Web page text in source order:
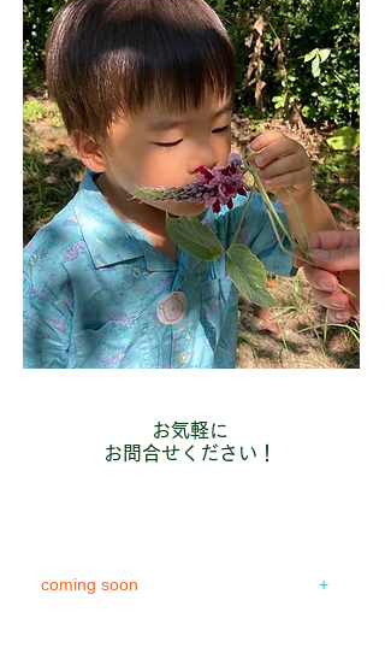
お気軽に
お問合せください！
coming soon +